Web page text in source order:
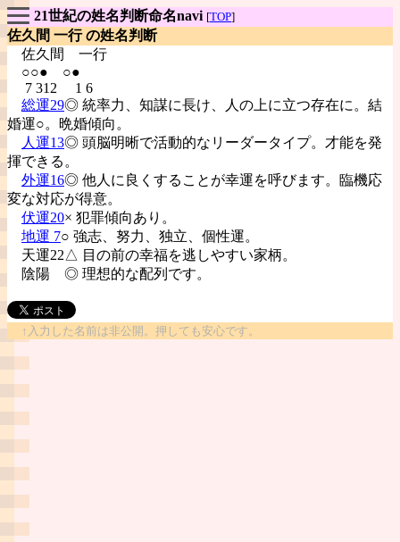
21世紀の姓名判断命名navi [TOP]
佐久間 一行 の姓名判断
佐久間 一行
○○● ○●
7 312 1 6
総運29◎ 統率力、知謀に長け、人の上に立つ存在に。結
婚運○。晩婚傾向。
人運13◎ 頭脳明晰で活動的なリーダータイプ。才能を発
揮できる。
外運16◎ 他人に良くすることが幸運を呼びます。臨機応
変な対応が得意。
伏運20× 犯罪傾向あり。
地運 7○ 強志、努力、独立、個性運。
天運22△ 目の前の幸福を逃しやすい家柄。
陰陽 ◎ 理想的な配列です。
↑入力した名前は非公開。押しても安心です。